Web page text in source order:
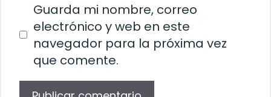
Guarda mi nombre, correo
electrónico y web en este
navegador para la próxima vez
que comente.